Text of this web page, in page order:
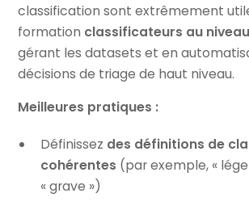
classification sont extrêmement
formation classificateurs au
gérant les datasets et en
décisions de triage de haut niveau.
Meilleures pratiques :
Définissez des définitions de
cohérentes (par exemple, «
« grave »)